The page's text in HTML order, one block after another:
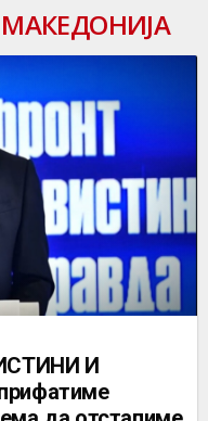
МАКЕДОНИЈА
И